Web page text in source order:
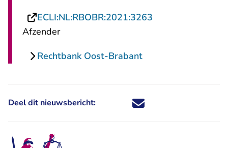
ECLI:NL:RBOBR:2021:3263
Afzender
Rechtbank Oost-Brabant
Deel dit nieuwsbericht: Deel dit nieuwsbericht via X -
Deel dit nieuwsbericht via
Deel dit nieuwsbericht
Deel dit